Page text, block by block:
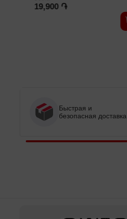
19,900 ֏
Быстрая и
безопасная доставка